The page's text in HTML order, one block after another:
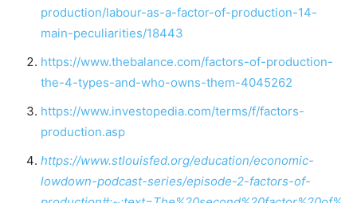
production/labour-as-a-factor-of-production-14-
main-peculiarities/18443
https://www.thebalance.com/factors-of-production-
the-4-types-and-who-owns-them-4045262
https://www.investopedia.com/terms/f/factors-
production.asp
https://www.stlouisfed.org/education/economic-
lowdown-podcast-series/episode-2-factors-of-